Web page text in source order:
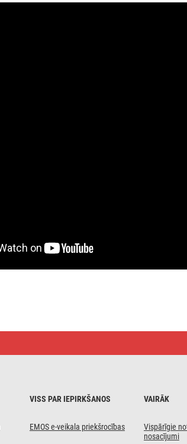
VISS PAR IEPIRKŠANOS
EMOS e-veikala priekšrocības
VAIRĀK
Vispārīgie
nosacījumi